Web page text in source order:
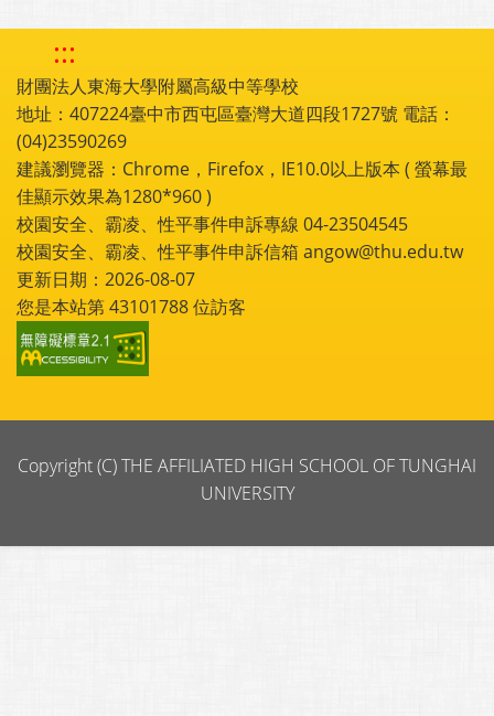
:::
財團法人東海大學附屬高級中等學校
地址：407224臺中市西屯區臺灣大道四段1727號 電話：
(04)23590269
建議瀏覽器：Chrome，Firefox，IE10.0以上版本 ( 螢幕最
佳顯示效果為1280*960 )
校園安全、霸凌、性平事件申訴專線 04-23504545
校園安全、霸凌、性平事件申訴信箱 angow@thu.edu.tw
更新日期：2026-08-07
您是本站第43101788位訪客
Copyright (C) THE AFFILIATED HIGH SCHOOL OF TUNGHAI
UNIVERSITY